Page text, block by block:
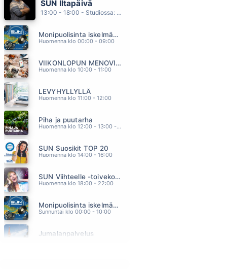
ANNA MA PUHALLAN
POJATKIN ITKEE
HAFANANA
ÄLÄ PELKÄÄ MUA
TIE AJATUKSIIN
SUN Iltapäivä
13:00 - 18:00 - Studiossa: Kaisu Lämsä
Monipuolisinta iskelmää ja parasta poppia
Huomenna klo 00:00 - 09:00
VIIKONLOPUN MENOVINKIT
Huomenna klo 10:00 - 11:00
LEVYHYLLYLLÄ
Huomenna klo 11:00 - 12:00
Piha ja puutarha
Huomenna klo 12:00 - 13:00 - Studiossa: Pinsiön Taimisto
SUN Suosikit TOP 20
Huomenna klo 14:00 - 16:00
SUN Viihteelle -toivekonsertti
Huomenna klo 18:00 - 22:00
Monipuolisinta iskelmää ja parasta poppia
Sunnuntai klo 00:00 - 10:00
Jumalanpalvelus